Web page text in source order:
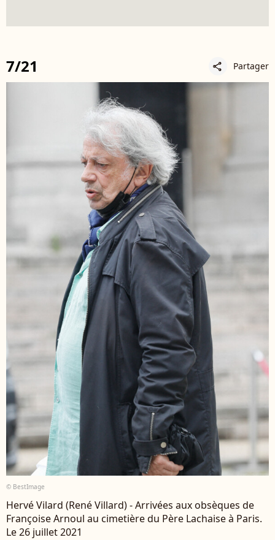
7/21 share Partager
© BestImage
Hervé Vilard (René Villard) - Arrivées aux obsèques de
Françoise Arnoul au cimetière du Père Lachaise à Paris.
Le 26 juillet 2021